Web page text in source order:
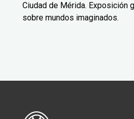
Ciudad de Mérida. Exposición
sobre mundos imaginados.